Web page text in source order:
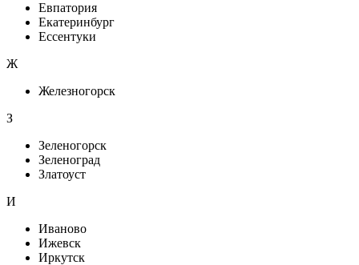
Евпатория
Екатеринбург
Ессентуки
Ж
Железногорск
З
Зеленогорск
Зеленоград
Златоуст
И
Иваново
Ижевск
Иркутск